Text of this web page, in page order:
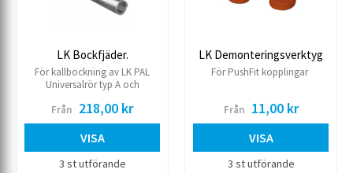
LK Bockfjäder.
För kallbockning av LK PAL
Universalrör typ A och
Universalrör typ X. Fjädern är
avsedd för användning utanpå
röret.
Från 218,00 kr
VISA
3 st utförande
LK Demonteringsverktyg
För PushFit kopplingar
Från 11,00 kr
VISA
3 st utförande